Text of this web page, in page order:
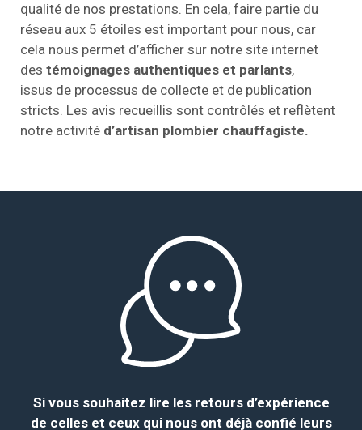
qualité de nos prestations. En cela, faire partie du
réseau aux 5 étoiles est important pour nous, car
cela nous permet d’afficher sur notre site internet
des témoignages authentiques et parlants,
issus de processus de collecte et de publication
stricts. Les avis recueillis sont contrôlés et reflètent
notre activité d’artisan plombier chauffagiste.
Si vous souhaitez lire les retours d’expérience
de celles et ceux qui nous ont déjà confié leurs